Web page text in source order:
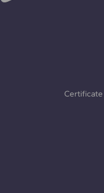
Certificate